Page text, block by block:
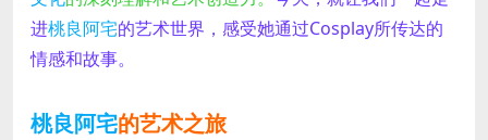
进桃良阿宅的艺术世界，感受她通过Cosplay所传达的
情感和故事。
桃良阿宅的艺术之旅